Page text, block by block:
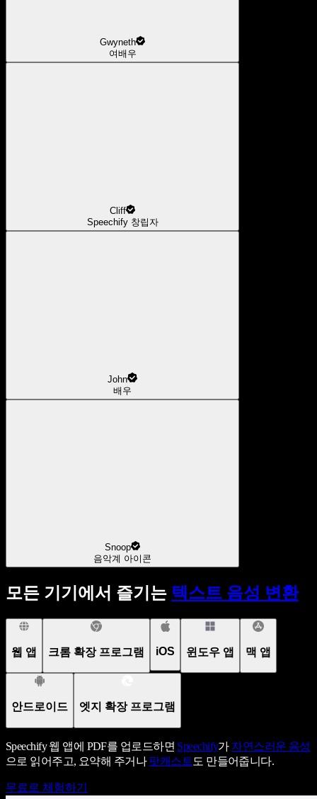
Gwyneth
여배우
Cliff
Speechify 창립자
John
배우
Snoop
음악계 아이콘
모든 기기에서 즐기는 텍스트 음성 변환
웹 앱 크롬 확장 프로그램 iOS 윈도우 앱 맥 앱
안드로이드 엣지 확장 프로그램
Speechify 웹 앱에 PDF를 업로드하면 Speechify가 자연스러운 음성
으로 읽어주고, 요약해 주거나팟캐스트도 만들어줍니다.
무료로 체험하기